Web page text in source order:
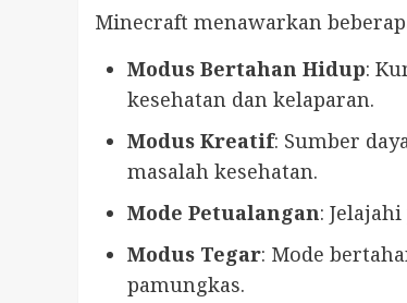
Minecraft menawarkan
Modus Bertahan Hidup:
kesehatan dan kelaparan.
Modus Kreatif: Sumber
masalah kesehatan.
Mode Petualangan:
Modus Tegar: Mode
pamungkas.